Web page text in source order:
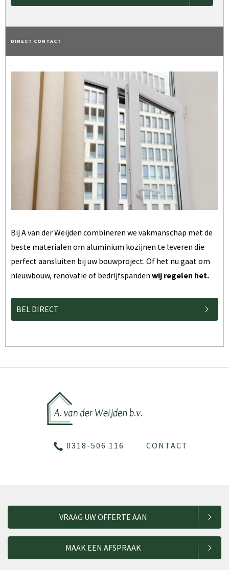
DIRECT CONTACT
Bij A van der Weijden combineren we vakmanschap met de
beste materialen om aluminium kozijnen te leveren die
perfect aansluiten bij uw bouwproject. Of het nu gaat om
nieuwbouw, renovatie of bedrijfspanden wij regelen het.
BEL DIRECT
0318-506 116 CONTACT
VRAAG UW OFFERTE AAN
MAAK EEN AFSPRAAK